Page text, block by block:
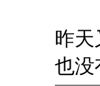
昨天
也没